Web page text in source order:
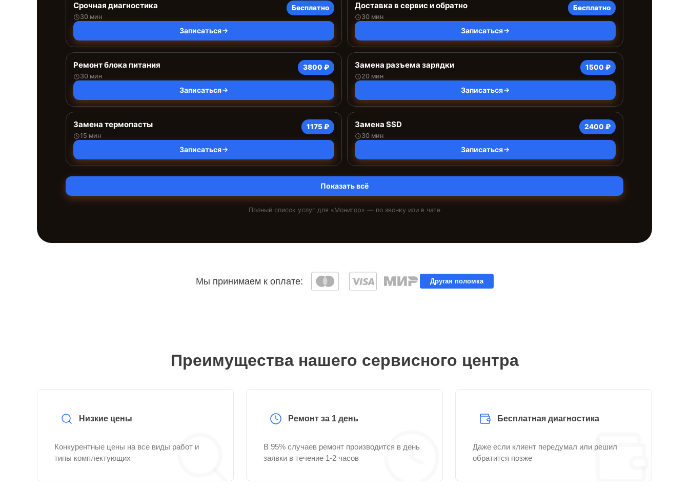
Срочная диагностика
30 мин
Бесплатно
Записаться
Доставка в сервис и обратно
30 мин
Бесплатно
Записаться
Ремонт блока питания
30 мин
3800 ₽
Записаться
Замена разъема зарядки
20 мин
1500 ₽
Записаться
Замена термопасты
15 мин
1175 ₽
Записаться
Замена SSD
30 мин
2400 ₽
Записаться
Показать всё
Полный список услуг для «Монитор» — по звонку или в чате
Мы принимаем к оплате: Другая поломка
Преимущества нашего сервисного центра
Низкие цены
Конкурентные цены на все виды работ и
типы комплектующих
Ремонт за 1 день
В 95% случаев ремонт производится в день
заявки в течение 1-2 часов
Бесплатная диагностика
Даже если клиент передумал или решил
обратится позже